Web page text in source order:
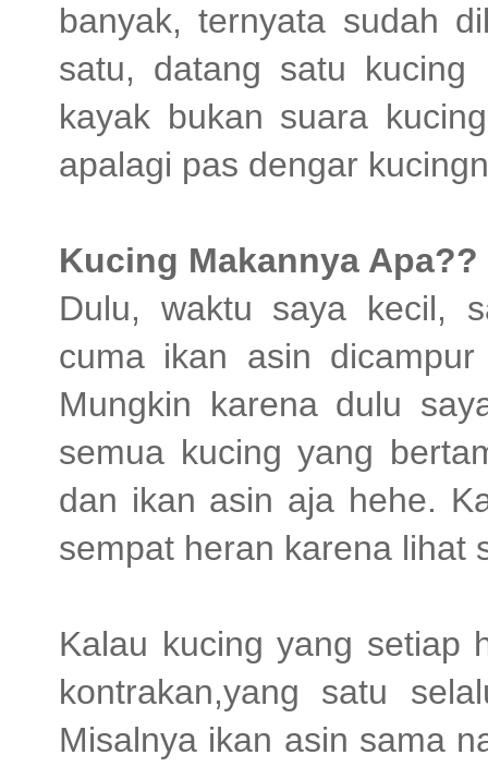
banyak, ternyata sudah
satu, datang satu kucing
kayak bukan suara
apalagi pas dengar
Kucing Makannya Apa??
Dulu, waktu saya kecil,
cuma ikan asin
Mungkin karena dulu
semua kucing yang
dan ikan asin aja hehe.
sempat heran karena lihat
Kalau kucing yang setiap
kontrakan,yang satu
Misalnya ikan asin sama